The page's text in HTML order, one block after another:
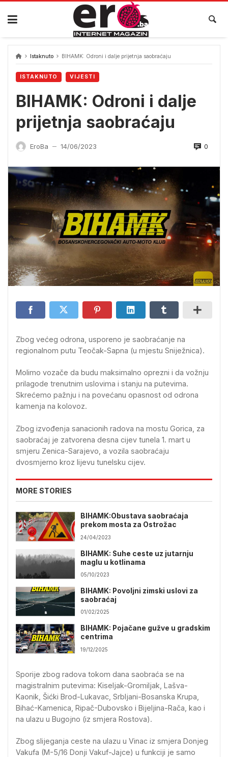
Skip
content
Istaknuto BIHAMK: Odroni i dalje prijetnja saobraćaju
ISTAKNUTO VIJESTI
BIHAMK: Odroni i dalje
prijetnja saobraćaju
EroBa — 14/06/2023 0
Zbog većeg odrona, usporeno je saobraćanje na
regionalnom putu Teočak-Sapna (u mjestu Sniježnica).
Molimo vozače da budu maksimalno oprezni i da vožnju
prilagode trenutnim uslovima i stanju na putevima.
Skrećemo pažnju i na povećanu opasnost od odrona
kamenja na kolovoz.
Zbog izvođenja sanacionih radova na mostu Gorica, za
saobraćaj je zatvorena desna cijev tunela 1. mart u
smjeru Zenica-Sarajevo, a vozila saobraćaju
dvosmjerno kroz lijevu tunelsku cijev.
MORE STORIES
BIHAMK:Obustava saobraćaja
prekom mosta za Ostrožac
24/04/2023
BIHAMK: Suhe ceste uz jutarnju
maglu u kotlinama
05/10/2023
BIHAMK: Povoljni zimski uslovi za
saobraćaj
01/02/2025
BIHAMK: Pojačane gužve u gradskim
centrima
19/12/2025
Sporije zbog radova tokom dana saobraća se na
magistralnim putevima: Kiseljak-Gromiljak, Lašva-
Kaonik, Šićki Brod-Lukavac, Srbljani-Bosanska Krupa,
Bihać-Kamenica, Ripač-Dubovsko i Bijeljina-Rača, kao i
na ulazu u Bugojno (iz smjera Rostova).
Zbog slijeganja ceste na ulazu u Vinac iz smjera Donjeg
Vakufa (M-5/16 Donji Vakuf-Jajce) u funkciji je samo